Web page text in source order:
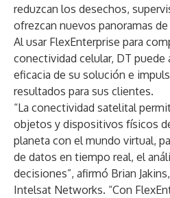
reduzcan los desechos,
ofrezcan nuevos panoramas
Al usar FlexEnterprise para
conectividad celular, DT puede
eficacia de su solución e
resultados para sus clientes.
“La conectividad satelital
objetos y dispositivos físicos
planeta con el mundo virtual,
de datos en tiempo real, el
decisiones”, afirmó Brian
Intelsat Networks. “Con